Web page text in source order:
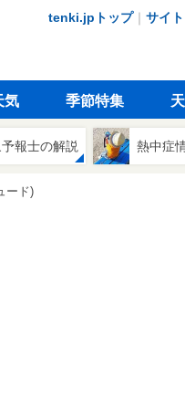
tenki.jpトップ｜ サイ
気 季節特集
報士の解説 熱中症
ード)